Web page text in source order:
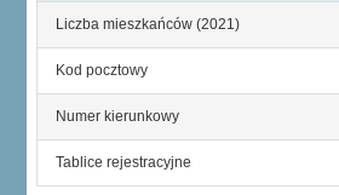
Liczba mieszkańców (2021)
Kod pocztowy
Numer kierunkowy
Tablice rejestracyjne